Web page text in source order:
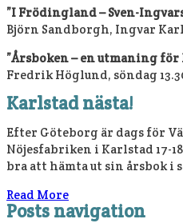
”I Frödingland – Sven-
Björn Sandborgh, Ingvar
”Årsboken – en utmaning
Fredrik Höglund, söndag
Karlstad nästa!
Efter Göteborg är dags för
Nöjesfabriken i Karlstad 17-
bra att hämta ut sin årsbok i
Read More
Posts navigation